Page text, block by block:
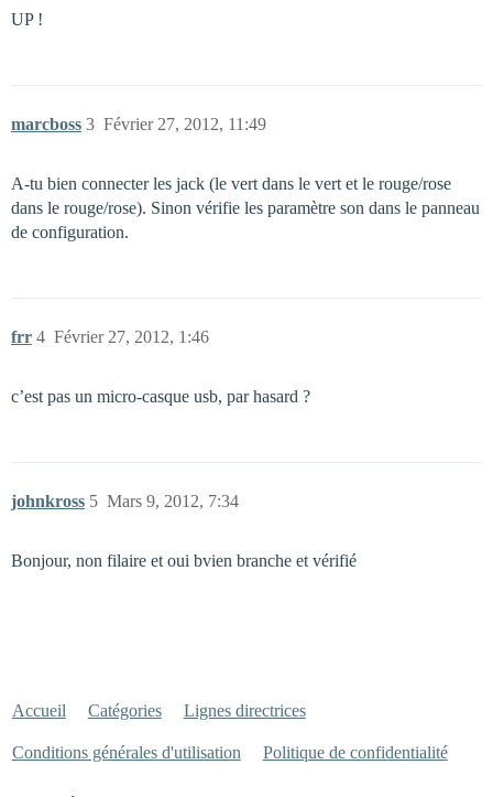
UP !
marcboss Février 27, 2012, 11:49
3
A-tu bien connecter les jack (le vert dans le vert et le rouge/rose
dans le rouge/rose). Sinon vérifie les paramètre son dans le panneau
de configuration.
frr Février 27, 2012, 1:46
4
c’est pas un micro-casque usb, par hasard ?
johnkross Mars 9, 2012, 7:34
5
Bonjour, non filaire et oui bvien branche et vérifié
Accueil Catégories Lignes directrices
Conditions générales d'utilisation Politique de confidentialité